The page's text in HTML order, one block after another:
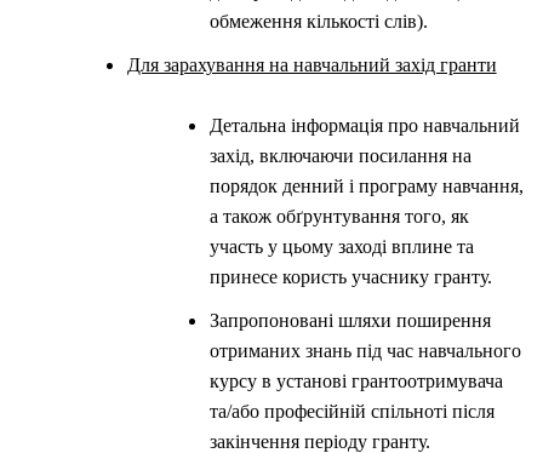
обмеження кількості слів).
Для зарахування на навчальний захід гранти
Детальна інформація про навчальний
захід, включаючи посилання на
порядок денний і програму навчання,
а також обґрунтування того, як
участь у цьому заході вплине та
принесе користь учаснику гранту.
Запропоновані шляхи поширення
отриманих знань під час навчального
курсу в установі грантоотримувача
та/або професійній спільноті після
закінчення періоду гранту.